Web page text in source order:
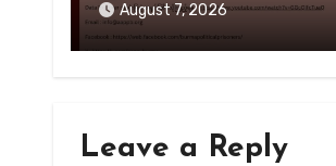
August 7, 2026
Leave a Reply